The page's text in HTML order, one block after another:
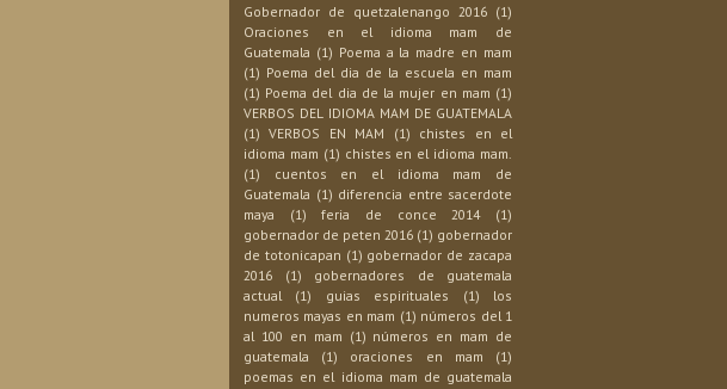
Gobernador de quetzalenango 2016 (1)
Oraciones en el idioma mam de
Guatemala (1) Poema a la madre en mam
(1) Poema del dia de la escuela en mam
(1) Poema del dia de la mujer en mam (1)
VERBOS DEL IDIOMA MAM DE GUATEMALA
(1) VERBOS EN MAM (1) chistes en el
idioma mam (1) chistes en el idioma mam.
(1)
cuentos en el idioma mam de
Guatemala (1) diferencia entre sacerdote
maya
(1) feria de conce 2014
(1)
gobernador de peten 2016 (1) gobernador
de totonicapan (1) gobernador de zacapa
2016
(1)
gobernadores de guatemala
actual
(1) guias espirituales (1)
los
numeros mayas en mam (1) números del 1
al 100 en mam (1) números en mam de
guatemala
(1) oraciones en mam
(1)
poemas en el idioma mam de guatemala